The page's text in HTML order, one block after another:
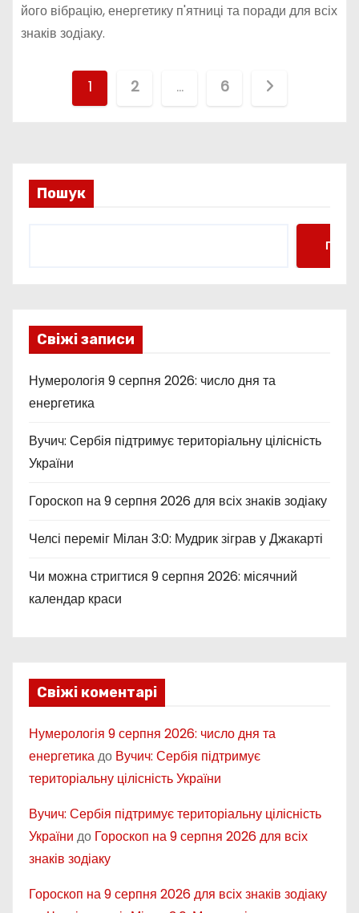
його вібрацію, енергетику п'ятниці та поради для всіх
знаків зодіаку.
і
і
я
з
п
и
в
1 2 … 6
Пошук
Свіжі записи
Нумерологія 9 серпня 2026: число дня та
енергетика
Вучич: Сербія підтримує територіальну цілісність
України
Гороскоп на 9 серпня 2026 для всіх знаків зодіаку
Челсі переміг Мілан 3:0: Мудрик зіграв у Джакарті
Чи можна стригтися 9 серпня 2026: місячний
календар краси
Свіжі коментарі
Нумерологія 9 серпня 2026: число дня та
енергетикадо Вучич: Сербія підтримує
територіальну цілісність України
Вучич: Сербія підтримує територіальну цілісність
України до Гороскоп на 9 серпня 2026 для всіх
знаків зодіаку
Гороскоп на 9 серпня 2026 для всіх знаків зодіаку